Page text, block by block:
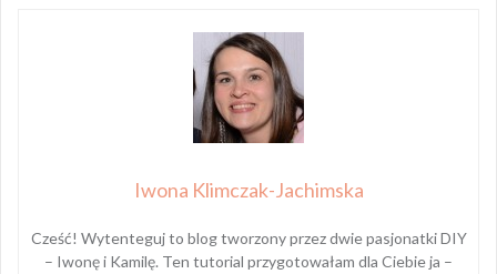
Iwona Klimczak-Jachimska
Cześć! Wytenteguj to blog tworzony przez dwie pasjonatki DIY
– Iwonę i Kamilę. Ten tutorial przygotowałam dla Ciebie ja –